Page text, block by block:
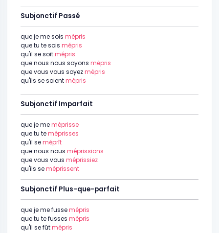
Subjonctif Passé
que je me sois mépris
que tu te sois mépris
qu'il se soitmépris
que nous nous soyons mépris
que vous vous soyezmépris
qu'ils se soientmépris
Subjonctif Imparfait
que je meméprisse
que tu teméprisses
qu'il seméprît
que nous nous méprissions
que vous vous méprissiez
qu'ils seméprissent
Subjonctif Plus-que-parfait
que je me fussemépris
que tu te fusses mépris
qu'il se fûtmépris